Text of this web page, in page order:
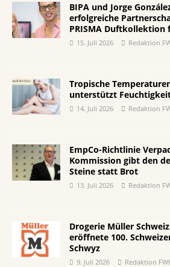
BIPA und Jorge
erfolgreiche
PRISMA Duftkollektion
15. Juli 2026 Redaktion
Tropische
unterstützt
14. Juli 2026 Redaktion
EmpCo-Richtlinie
Kommission gibt den
Steine statt Brot
13. Juli 2026 Redaktion
Drogerie Müller
eröffnete 100.
Schwyz
9. Juli 2026 Redaktion